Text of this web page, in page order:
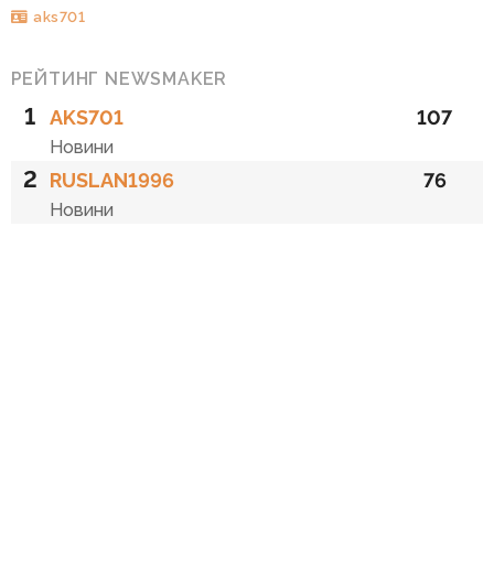
aks701
РЕЙТИНГ NEWSMAKER
1 AKS701
Новини
107
2 RUSLAN1996
Новини
76